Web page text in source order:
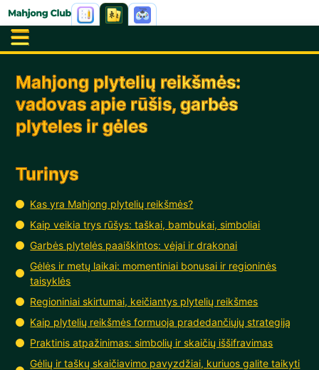
Mahjong plytelių reikšmės:
vadovas apie rūšis, garbės
plyteles ir gėles
Turinys
Kas yra Mahjong plytelių reikšmės?
Kaip veikia trys rūšys: taškai, bambukai, simboliai
Garbės plytelės paaiškintos: vėjai ir drakonai
Gėlės ir metų laikai: momentiniai bonusai ir regioninės
taisyklės
Regioniniai skirtumai, keičiantys plytelių reikšmes
Kaip plytelių reikšmės formuoja pradedančiųjų strategiją
Praktinis atpažinimas: simbolių ir skaičių iššifravimas
Gėlių ir taškų skaičiavimo pavyzdžiai, kuriuos galite taikyti